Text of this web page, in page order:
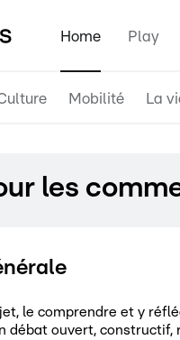
Home Play
Mobilité La
les
le comprendre et y
débat ouvert, constructif,